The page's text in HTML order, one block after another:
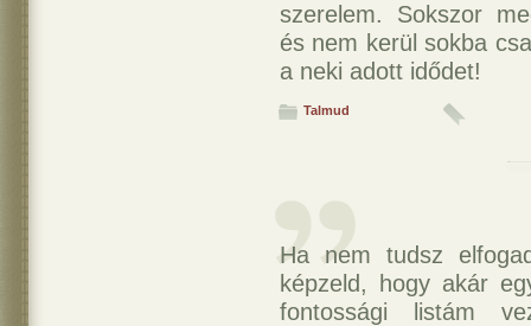
szerelem. Sokszor
és nem kerül sokba
a neki adott idődet!
Talmud
Ha nem tudsz
képzeld, hogy akár
fontossági listám